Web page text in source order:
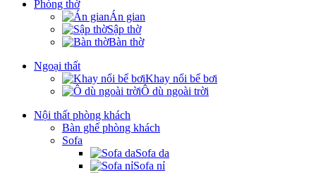
Phòng thờ
Án gian
Sập thờ
Bàn thờ
Ngoại thất
Khay nổi bể bơi
Ô dù ngoài trời
Nội thất phòng khách
Bàn ghế phòng khách
Sofa
Sofa da
Sofa nỉ